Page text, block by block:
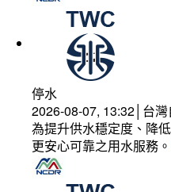
停水
2026-08-07, 13:32│台
為提升供水穩定度、降
更安心可靠之用水服務。